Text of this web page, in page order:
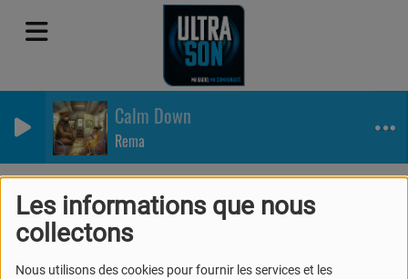
Les informations que nous
collectons
Nous utilisons des cookies pour fournir les services et les
Calm Down
Rema
DJ